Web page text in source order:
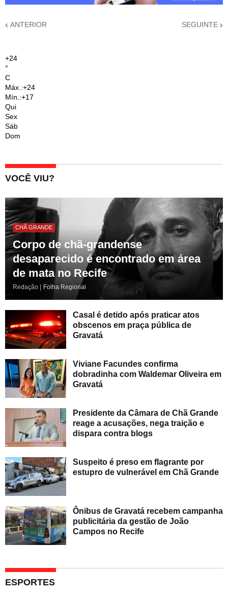
ANTERIOR SEGUINTE
+24
°
C
Máx.:+24
Mín.:+17
Qui
Sex
Sáb
Dom
VOCÊ VIU?
CHÃ GRANDE
Corpo de chã-grandense
desaparecido é encontrado em área
de mata no Recife
Redação | Folha Regional
Casal é detido após praticar atos
obscenos em praça pública de
Gravatá
Viviane Facundes confirma
dobradinha com Waldemar Oliveira em
Gravatá
Presidente da Câmara de Chã Grande
reage a acusações, nega traição e
dispara contra blogs
Suspeito é preso em flagrante por
estupro de vulnerável em Chã Grande
Ônibus de Gravatá recebem campanha
publicitária da gestão de João
Campos no Recife
ESPORTES